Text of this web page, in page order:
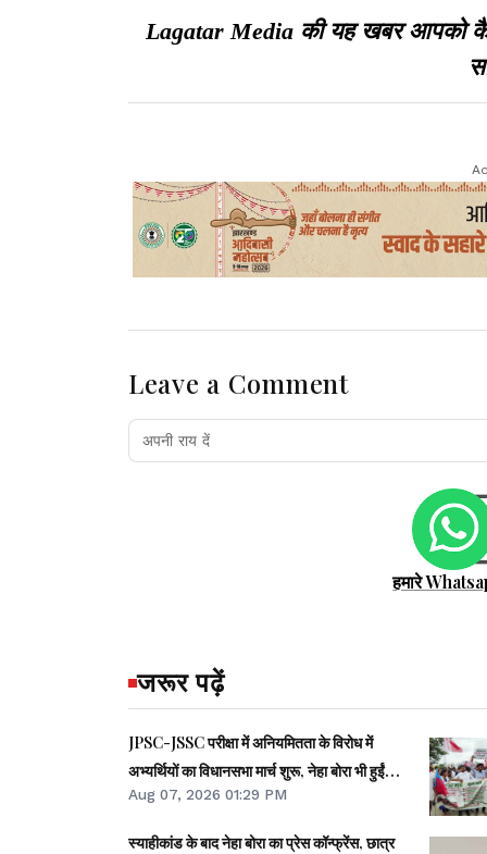
Lagatar Media की यह खबर आपको
Leave a Comment
हमारे
जरूर पढ़ें
JPSC-JSSC परीक्षा में अनियमितता के विरोध में
अभ्यर्थियों का विधानसभा मार्च शुरू, नेहा बोरा भी हुईं
शामिल
Aug 07, 2026 01:29 PM
स्याहीकांड के बाद नेहा बोरा का प्रेस कॉन्फ्रेंस, छात्र